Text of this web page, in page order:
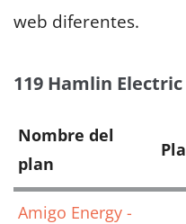
web diferentes.
119 Hamlin
Nombre del
plan
Amigo Energy -